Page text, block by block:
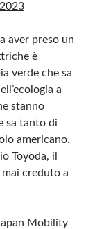
viene aggiornato
prodotto editoriale ai
di quanto
cancellati quelli
di genere spam,
delle norme sulla
Internet e, pertanto,
violasse eventuali
e saranno
dei siti collegati
aver preso un
è
verde che sa
a
stanno
sa tanto di
americano.
Toyoda, il
creduto a
Mobility